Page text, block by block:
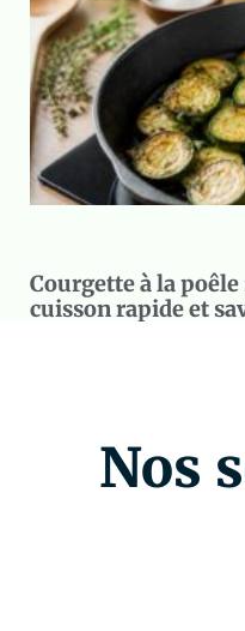
Courgette à la
cuisson rapide et
Nos